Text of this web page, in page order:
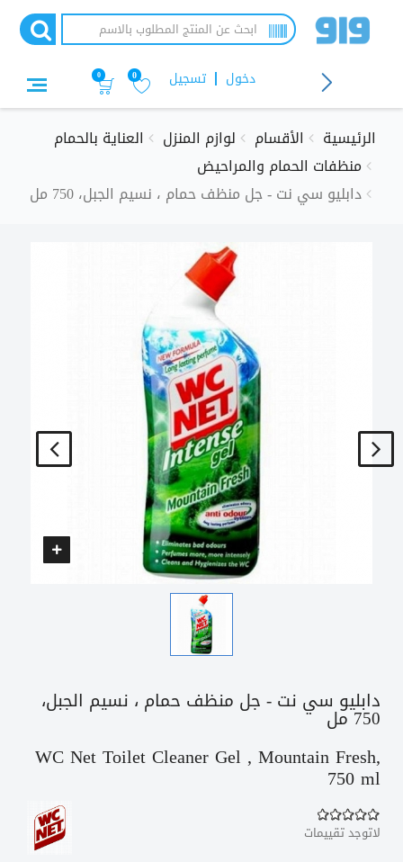
تسجيل دخول 0
0
الرئيسية الأقسام لوازم المنزل
العناية بالحمام
منظفات الحمام والمراحيض
دابليو سي نت - جل منظف حمام ، نسيم الجبل، 750 مل
دابليو سي نت - جل منظف حمام ، نسيم الجبل،
750 مل
WC Net Toilet Cleaner Gel , Mountain Fresh,
750 ml
لاتوجد تقييمات